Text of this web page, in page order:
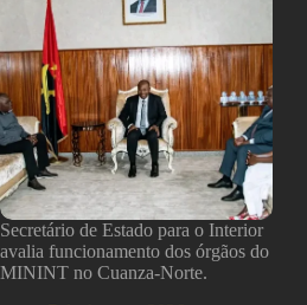
Secretário de Estado para o Interior
avalia funcionamento dos órgãos do
MININT no Cuanza-Norte.